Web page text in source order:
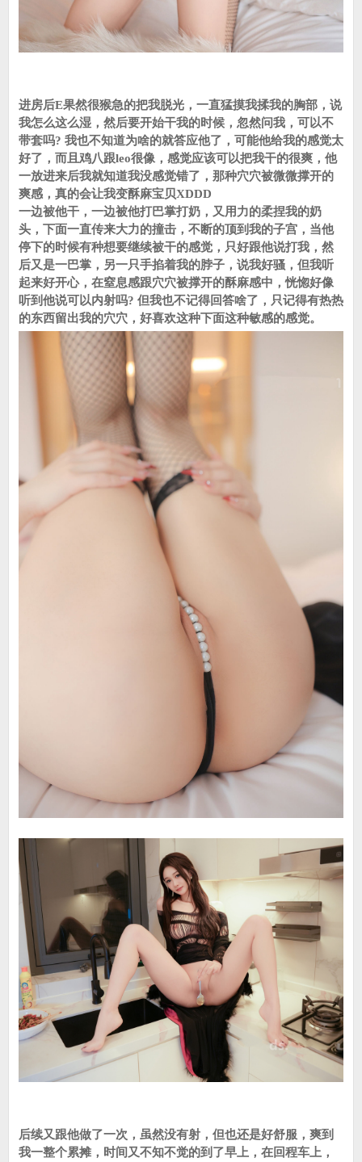
进房后E果然很猴急的把我脱光，一直猛摸我揉我的胸部，说
我怎么这么湿，然后要开始干我的时候，忽然问我，可以不
带套吗? 我也不知道为啥的就答应他了，可能他给我的感觉太
好了，而且鸡八跟leo很像，感觉应该可以把我干的很爽，他
一放进来后我就知道我没感觉错了，那种穴穴被微微撑开的
爽感，真的会让我变酥麻宝贝XDDD
一边被他干，一边被他打巴掌打奶，又用力的柔捏我的奶
头，下面一直传来大力的撞击，不断的顶到我的子宫，当他
停下的时候有种想要继续被干的感觉，只好跟他说打我，然
后又是一巴掌，另一只手掐着我的脖子，说我好骚，但我听
起来好开心，在窒息感跟穴穴被撑开的酥麻感中，恍惚好像
听到他说可以内射吗? 但我也不记得回答啥了，只记得有热热
的东西留出我的穴穴，好喜欢这种下面这种敏感的感觉。
后续又跟他做了一次，虽然没有射，但也还是好舒服，爽到
我一整个累摊，时间又不知不觉的到了早上，在回程车上，